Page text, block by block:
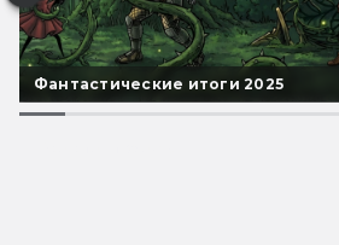
Фантастические итоги 2025